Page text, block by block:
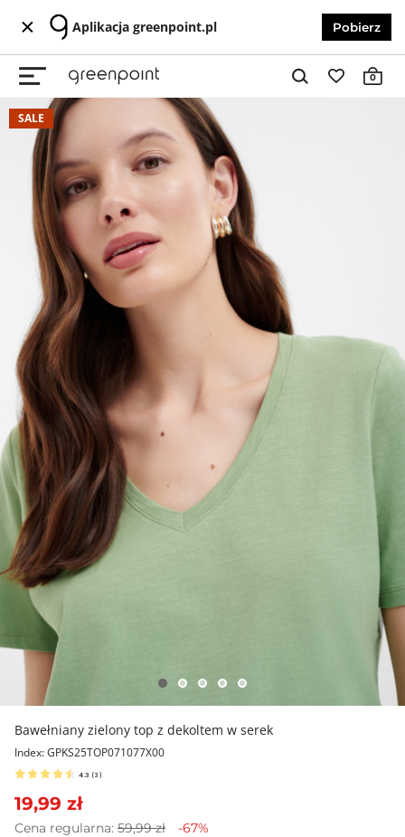
Aplikacja greenpoint.pl Pobierz
0
SALE
Bawełniany zielony top z dekoltem w serek
Index: GPKS25TOP071077X00
4.3 (3 )
19,99 zł
Cena regularna: 59,99 zł -67%